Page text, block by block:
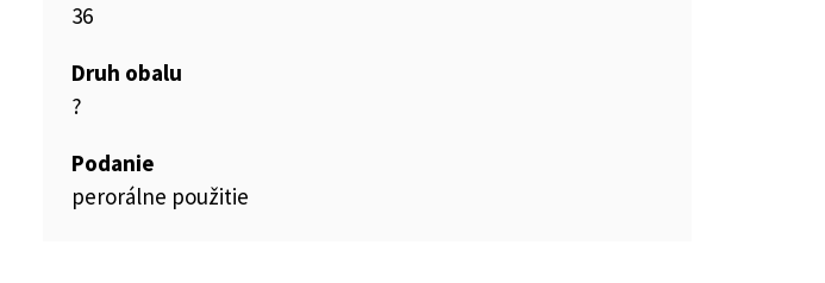
36
Druh obalu
?
Podanie
perorálne použitie